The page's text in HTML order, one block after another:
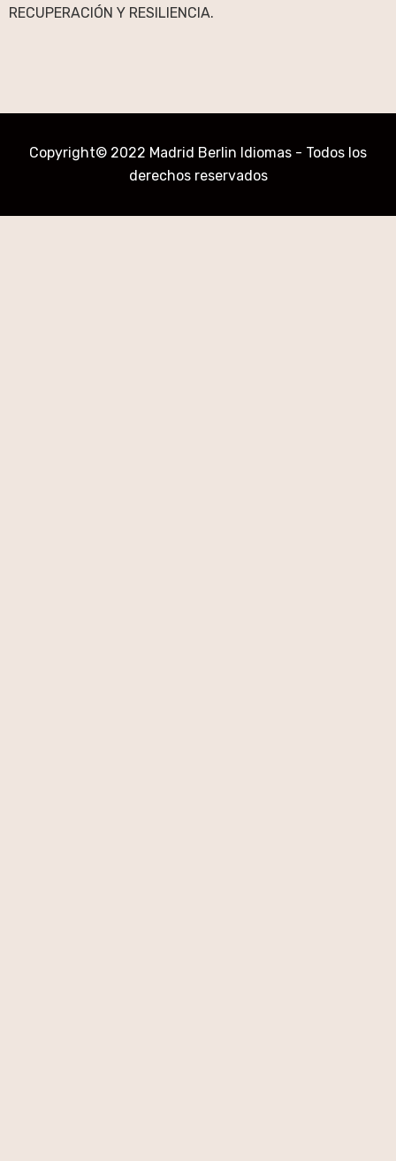
RECUPERACIÓN Y RESILIENCIA.
Copyright© 2022 Madrid Berlin Idiomas - Todos los
derechos reservados